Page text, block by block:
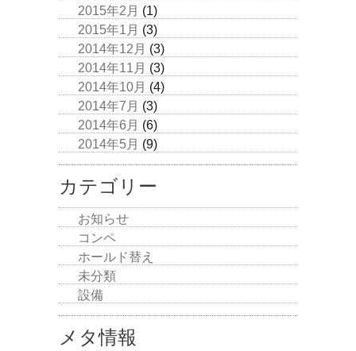
2015年2月 (1)
2015年1月 (3)
2014年12月 (3)
2014年11月 (3)
2014年10月 (4)
2014年7月 (3)
2014年6月 (6)
2014年5月 (9)
カテゴリー
お知らせ
コンペ
ホールド替え
未分類
設備
メタ情報